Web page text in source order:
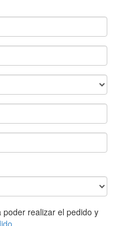
realizar el pedido y